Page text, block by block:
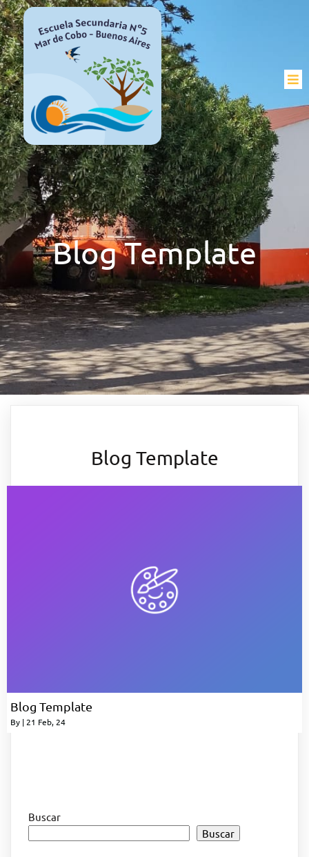
Blog Template
Blog Template
Blog Template
By | 21 Feb, 24
Buscar
Buscar